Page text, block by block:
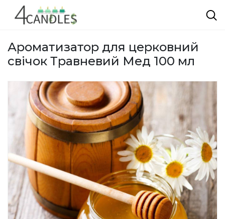
Ароматизатор для церковний
свічок Травневий Мед 100 мл